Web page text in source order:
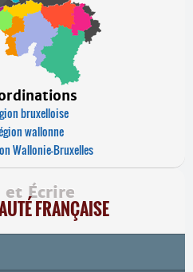
bruxelloise
wallonne
Wallonie-Bruxelles
et Écrire
FRANÇAISE